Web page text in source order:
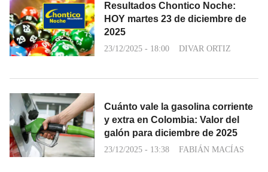
Resultados Chontico Noche:
HOY martes 23 de diciembre de
2025
23/12/2025 - 18:00 DIVAR ORTIZ
Cuánto vale la gasolina corriente
y extra en Colombia: Valor del
galón para diciembre de 2025
23/12/2025 - 13:38 FABIÁN MACÍAS